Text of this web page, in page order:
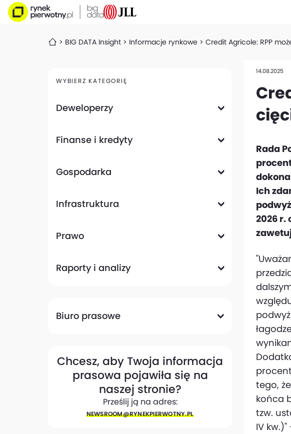
BIG DATA Insight Informacje rynkowe Credit Agricole: RPP
WYBIERZ KATEGORIĘ
Deweloperzy
Finanse i kredyty
Gospodarka
Infrastruktura
Prawo
Raporty i analizy
Biuro prasowe
Chcesz, aby Twoja informacja
prasowa pojawiła się na
naszej stronie?
Prześlij ją na adres:
NEWSROOM@​RYNEKPIERWOTNY.PL
14.08.2025
Rada
Ich
2026 r.
tego,
końca
tzw.
IV